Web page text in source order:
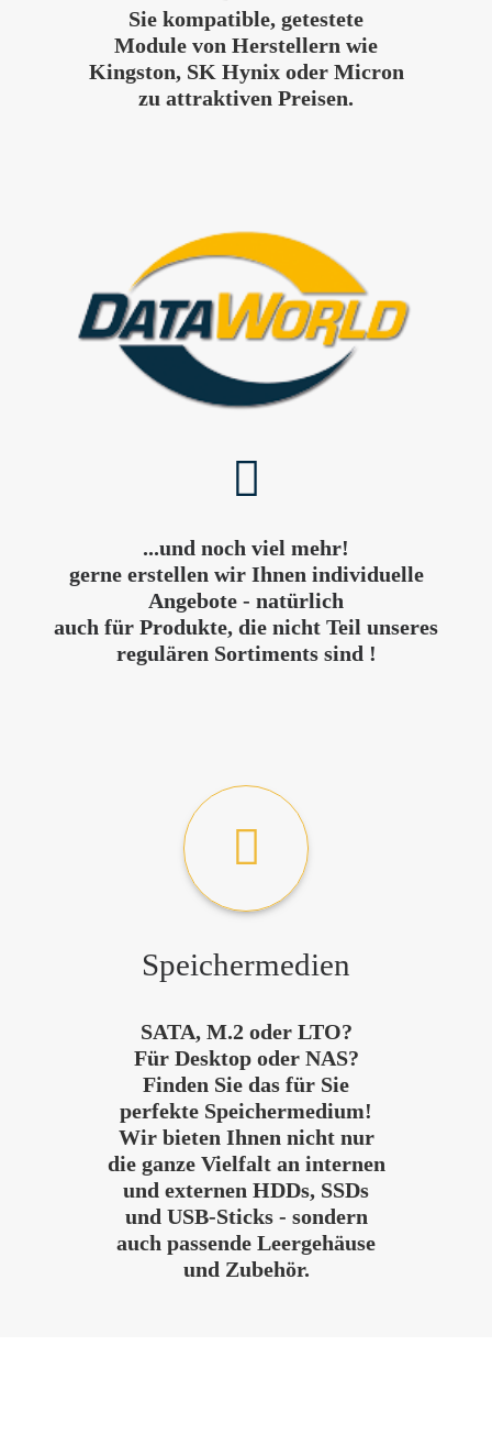
Sie kompatible, getestete
Module von Herstellern wie
Kingston, SK Hynix oder Micron
zu attraktiven Preisen.
...und noch viel mehr!
gerne erstellen wir Ihnen individuelle
Angebote - natürlich
auch für Produkte, die nicht Teil unseres
regulären Sortiments sind !
Speichermedien
SATA, M.2 oder LTO?
Für Desktop oder NAS?
Finden Sie das für Sie
perfekte Speichermedium!
Wir bieten Ihnen nicht nur
die ganze Vielfalt an internen
und externen HDDs, SSDs
und USB-Sticks - sondern
auch passende Leergehäuse
und Zubehör.